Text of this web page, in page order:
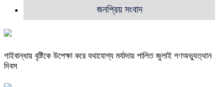
জনপ্রিয় সংবাদ
গাইবান্ধায় বৃষ্টিকে উপেক্ষা করে যথাযোগ্য মর্যাদায় পালিত জুলাই গণঅভ্যুত্থান
দিবস